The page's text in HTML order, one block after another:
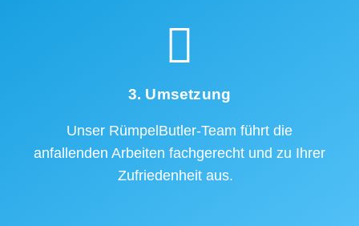
3. Umsetzung
Unser RümpelButler-Team führt die
anfallenden Arbeiten fachgerecht und zu Ihrer
Zufriedenheit aus.